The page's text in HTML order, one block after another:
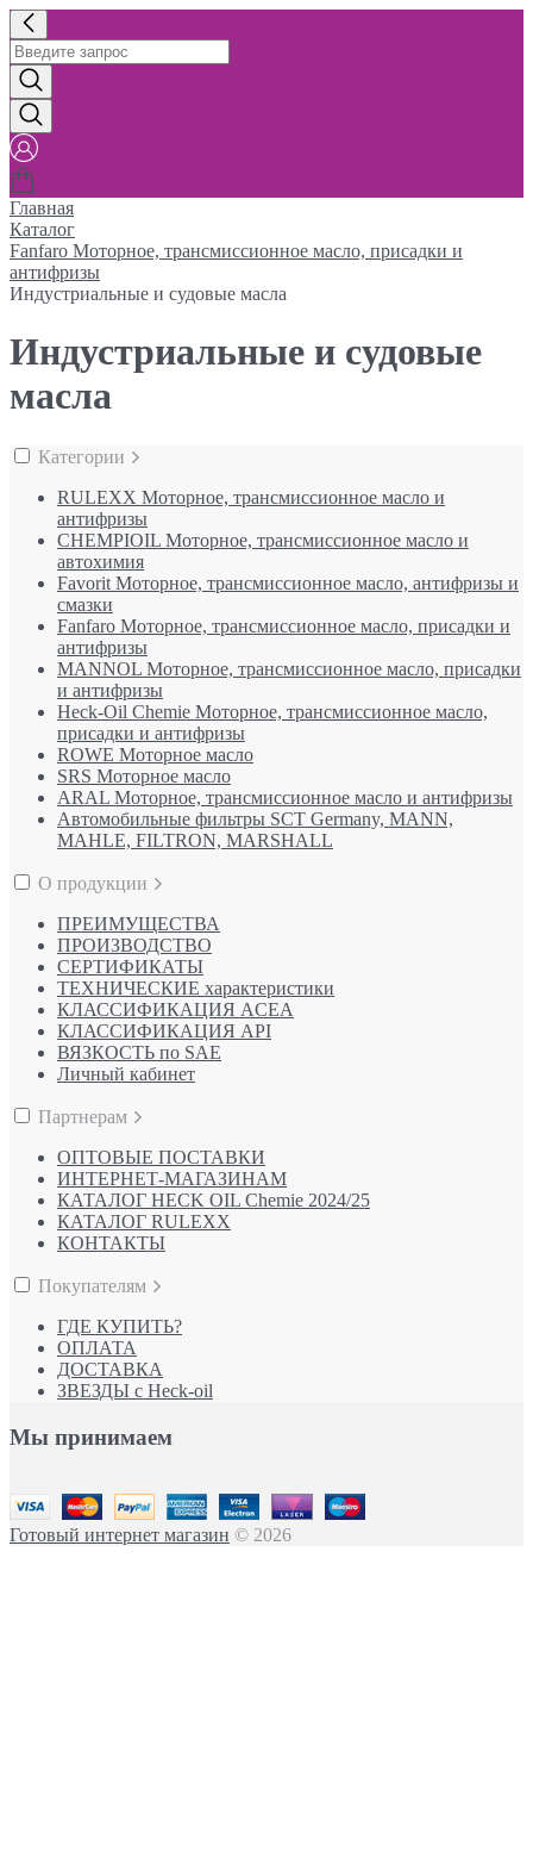
Главная
Каталог
Fanfaro Моторное, трансмиссионное масло, присадки и
антифризы
Индустриальные и судовые масла
Индустриальные и судовые
масла
Категории
RULEXX Моторное, трансмиссионное масло и
антифризы
CHEMPIOIL Моторное, трансмиссионное масло и
автохимия
Favorit Моторное, трансмиссионное масло, антифризы и
смазки
Fanfaro Моторное, трансмиссионное масло, присадки и
антифризы
MANNOL Моторное, трансмиссионное масло, присадки
и антифризы
Heck-Oil Chemie Моторное, трансмиссионное масло,
присадки и антифризы
ROWE Моторное масло
SRS Моторное масло
ARAL Моторное, трансмиссионное масло и антифризы
Автомобильные фильтры SCT Germany, MANN,
MAHLE, FILTRON, MARSHALL
О продукции
ПРЕИМУЩЕСТВА
ПРОИЗВОДСТВО
СЕРТИФИКАТЫ
ТЕХНИЧЕСКИЕ характеристики
КЛАССИФИКАЦИЯ ACEA
КЛАССИФИКАЦИЯ API
ВЯЗКОСТЬ по SAE
Личный кабинет
Партнерам
ОПТОВЫЕ ПОСТАВКИ
ИНТЕРНЕТ-МАГАЗИНАМ
КАТАЛОГ HECK OIL Chemie 2024/25
КАТАЛОГ RULEXX
КОНТАКТЫ
Покупателям
ГДЕ КУПИТЬ?
ОПЛАТА
ДОСТАВКА
ЗВЕЗДЫ с Heck-oil
Мы принимаем
Готовый интернет магазин © 2026